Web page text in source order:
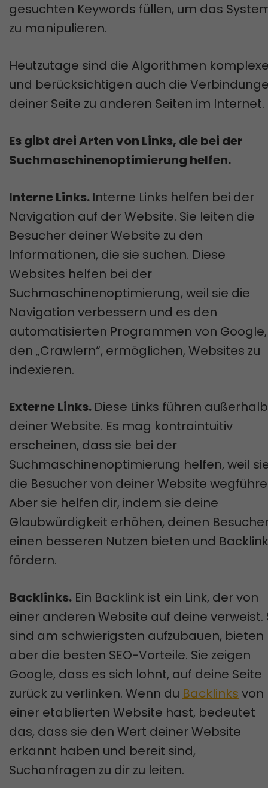
gesuchten Keywords füllen, um das
zu manipulieren.
Heutzutage sind die Algorithmen
und berücksichtigen auch die
deiner Seite zu anderen Seiten im Internet.
Es gibt drei Arten von Links, die bei der
Suchmaschinenoptimierung helfen.
Interne Links. Interne Links helfen bei der
Navigation auf der Website. Sie leiten die
Besucher deiner Website zu den
Informationen, die sie suchen. Diese
Websites helfen bei der
Suchmaschinenoptimierung, weil sie die
Navigation verbessern und es den
automatisierten Programmen von Google,
den „Crawlern“, ermöglichen, Websites zu
indexieren.
Externe Links. Diese Links führen außerhalb
deiner Website. Es mag kontraintuitiv
erscheinen, dass sie bei der
Suchmaschinenoptimierung helfen, weil
die Besucher von deiner Website
Aber sie helfen dir, indem sie deine
Glaubwürdigkeit erhöhen, deinen
einen besseren Nutzen bieten und
fördern.
Backlinks. Ein Backlink ist ein Link, der von
einer anderen Website auf deine verweist.
sind am schwierigsten aufzubauen, bieten
aber die besten SEO-Vorteile. Sie zeigen
Google, dass es sich lohnt, auf deine Seite
zurück zu verlinken. Wenn du Backlinks von
einer etablierten Website hast, bedeutet
das, dass sie den Wert deiner Website
erkannt haben und bereit sind,
Suchanfragen zu dir zu leiten.